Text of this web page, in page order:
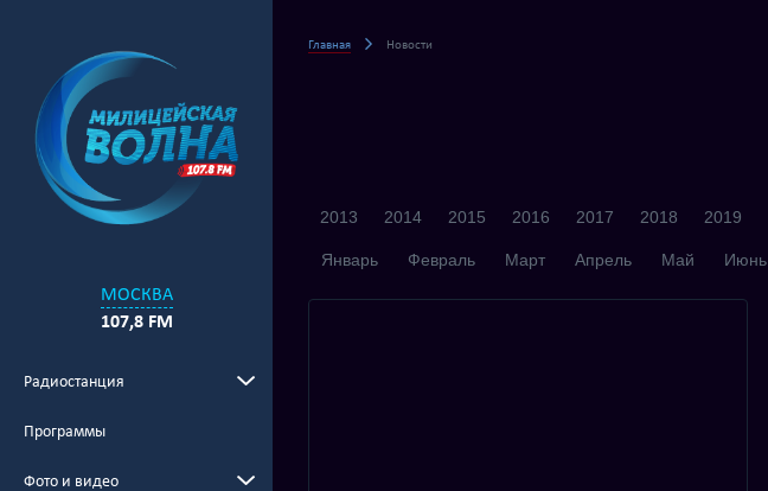
МОСКВА
107,8 FM
Радиостанция
Программы
Фото и видео
Главная Новости
2013 2014 2015 2016 2017 2018 2019
Январь Февраль Март Апрель Май Июнь